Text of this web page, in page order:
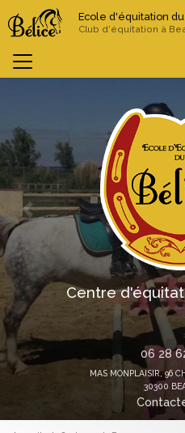
au
principal
Ecole d'équitation
Club d'équitation à
Centre
06 28
MAS MONPLAISIR,96
30300
Previous